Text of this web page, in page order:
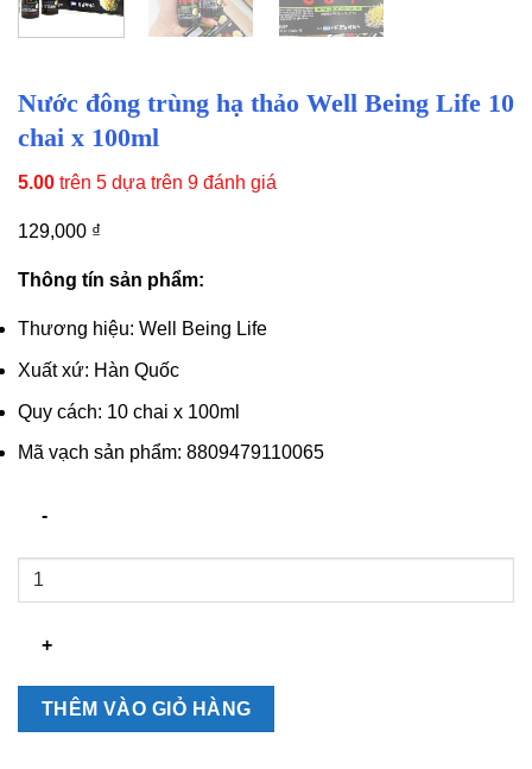
Nước đông trùng hạ thảo Well Being Life 10
chai x 100ml
5.00 trên 5 dựa trên 9 đánh giá
129,000 ₫
Thông tín sản phẩm:
Thương hiệu: Well Being Life
Xuất xứ: Hàn Quốc
Quy cách: 10 chai x 100ml
Mã vạch sản phẩm: 8809479110065
Nước
Well
Being
THÊM VÀO GIỎ HÀNG